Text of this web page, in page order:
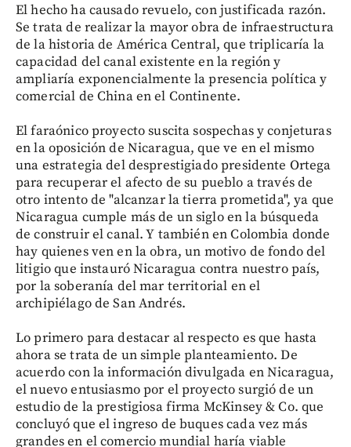
El hecho ha causado revuelo, con justificada razón.
Se trata de realizar la mayor obra de infraestructura
de la historia de América Central, que triplicaría la
capacidad del canal existente en la región y
ampliaría exponencialmente la presencia política y
comercial de China en el Continente.
El faraónico proyecto suscita sospechas y conjeturas
en la oposición de Nicaragua, que ve en el mismo
una estrategia del desprestigiado presidente Ortega
para recuperar el afecto de su pueblo a través de
otro intento de "alcanzar la tierra prometida", ya que
Nicaragua cumple más de un siglo en la búsqueda
de construir el canal. Y también en Colombia donde
hay quienes ven en la obra, un motivo de fondo del
litigio que instauró Nicaragua contra nuestro país,
por la soberanía del mar territorial en el
archipiélago de San Andrés.
Lo primero para destacar al respecto es que hasta
ahora se trata de un simple planteamiento. De
acuerdo con la información divulgada en Nicaragua,
el nuevo entusiasmo por el proyecto surgió de un
estudio de la prestigiosa firma McKinsey & Co. que
concluyó que el ingreso de buques cada vez más
grandes en el comercio mundial haría viable